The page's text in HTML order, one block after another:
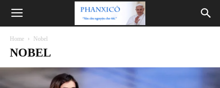
Phanxicô
Home Nobel
NOBEL